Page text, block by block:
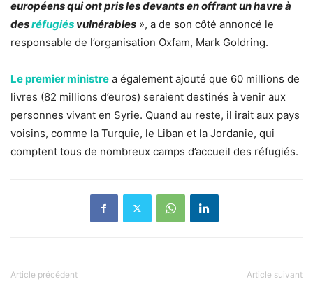
européens qui ont pris les devants en offrant un havre à
desréfugiés vulnérables », a de son côté annoncé le
responsable de l’organisation Oxfam, Mark Goldring.
Le premier ministre a également ajouté que 60 millions de
livres (82 millions d’euros) seraient destinés à venir aux
personnes vivant en Syrie. Quand au reste, il irait aux pays
voisins, comme la Turquie, le Liban et la Jordanie, qui
comptent tous de nombreux camps d’accueil des réfugiés.
Article précédent Article suivant